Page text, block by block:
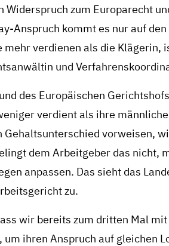
zum Europarecht
Anspruch kommt es nur auf den
verdienen als die Klägerin,
und
des Europäischen
verdient als ihre
vorweisen,
dem Arbeitgeber das nicht,
anpassen. Das sieht das
zu.
wir bereits zum dritten Mal
ihren Anspruch auf gleichen